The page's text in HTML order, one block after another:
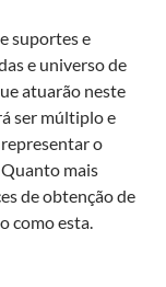
suportes e
e universo de
atuarão neste
ser múltiplo e
o
mais
de obtenção de
como esta.